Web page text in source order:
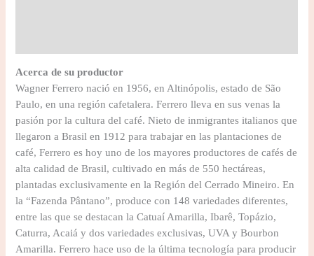
Acerca de su productor
Wagner Ferrero nació en 1956, en Altinópolis, estado de São
Paulo, en una región cafetalera. Ferrero lleva en sus venas la
pasión por la cultura del café. Nieto de inmigrantes italianos que
llegaron a Brasil en 1912 para trabajar en las plantaciones de
café, Ferrero es hoy uno de los mayores productores de cafés de
alta calidad de Brasil, cultivado en más de 550 hectáreas,
plantadas exclusivamente en la Región del Cerrado Mineiro. En
la “Fazenda Pântano”, produce con 148 variedades diferentes,
entre las que se destacan la Catuaí Amarilla, Ibarê, Topázio,
Caturra, Acaiá y dos variedades exclusivas, UVA y Bourbon
Amarilla. Ferrero hace uso de la última tecnología para producir